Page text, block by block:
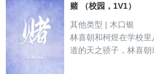
赌 （校园，1V1）
其他类型 | 木口银
林喜朝和柯煜在学校
道的天之骄子，林喜朝